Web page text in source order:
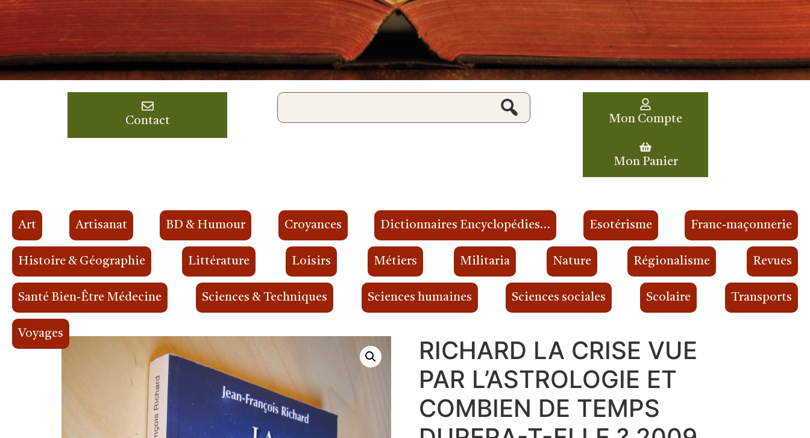
Contact Mon Compte
Mon Panier
Art Artisanat BD & Humour Croyances Dictionnaires Encyclopédies… Esotérisme Franc-maçonnerie
Histoire & Géographie Littérature Loisirs Métiers Militaria Nature Régionalisme Revues
Santé Bien-Être Médecine Sciences & Techniques Sciences humaines Sciences sociales Scolaire Transports
Voyages
RICHARD LA CRISE VUE
PAR L’ASTROLOGIE ET
COMBIEN DE TEMPS